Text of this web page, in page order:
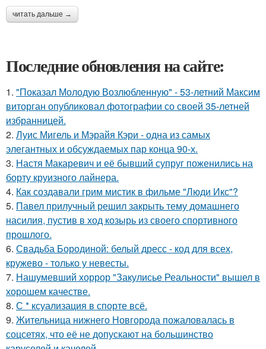
читать дальше →
Последние обновления на сайте:
1. "Показал Молодую Возлюбленную" - 53-летний Максим
виторган опубликовал фотографии со своей 35-летней
избранницей.
2. Луис Мигель и Мэрайя Кэри - одна из самых
элегантных и обсуждаемых пар конца 90-х.
3. Настя Макаревич и её бывший супруг поженились на
борту круизного лайнера.
4. Как создавали грим мистик в фильме "Люди Икс"?
5. Павел прилучный решил закрыть тему домашнего
насилия, пустив в ход козырь из своего спортивного
прошлого.
6. Свадьба Бородиной: белый дресс - код для всех,
кружево - только у невесты.
7. Нашумевший хоррор "Закулисье Реальности" вышел в
хорошем качестве.
8. С * ксуализация в спорте всё.
9. Жительница нижнего Новгорода пожаловалась в
соцсетях, что её не допускают на большинство